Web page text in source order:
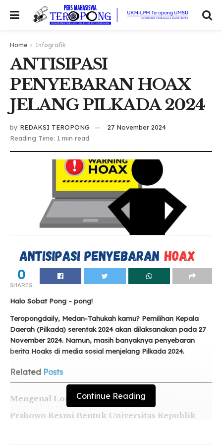
Home Infografik
ANTISIPASI
PENYEBARAN HOAX
JELANG PILKADA 2024
by REDAKSI TEROPONG
27 November 2024
Reading Time: 1 min read
0
SHARES
Halo Sobat Pong – pong!
Teropongdaily, Medan-Tahukah kamu? Pemilihan Kepala
Daerah (Pilkada) serentak 2024 akan dilaksanakan pada 27
November 2024. Namun, masih banyaknya penyebaran
berita Hoaks di media sosial menjelang Pilkada 2024.
Related Posts
Mengenal Londo Ireng
Prabowo Resmi Bentuk Universitas Republik
Continue Reading